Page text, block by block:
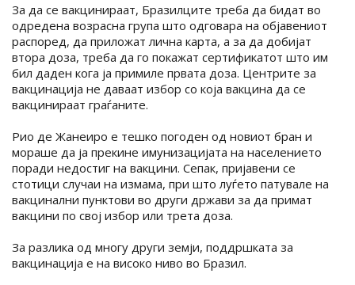
За да се вакцинираат, Бразилците треба да бидат во
одредена возрасна група што одговара на објавениот
распоред, да приложат лична карта, а за да добијат
втора доза, треба да го покажат сертификатот што им
бил даден кога ја примиле првата доза. Центрите за
вакцинација не даваат избор со која вакцина да се
вакцинираат граѓаните.
Рио де Жанеиро е тешко погоден од новиот бран и
мораше да ја прекине имунизацијата на населението
поради недостиг на вакцини. Сепак, пријавени се
стотици случаи на измама, при што луѓето патувале на
вакцинални пунктови во други држави за да примат
вакцини по свој избор или трета доза.
За разлика од многу други земји, поддршката за
вакцинација е на високо ниво во Бразил.